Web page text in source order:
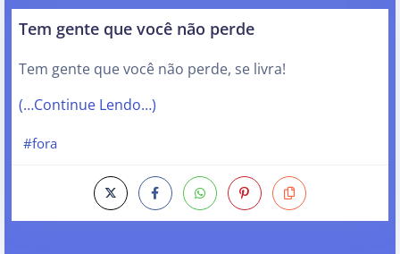
Tem gente que você não perde
Tem gente que você não perde, se livra!
(…Continue Lendo…)
#fora